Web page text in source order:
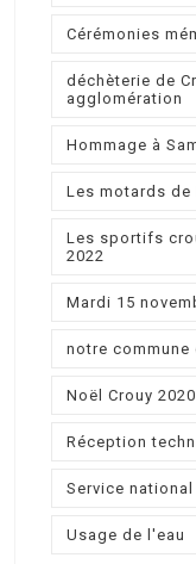
Cérémonies
déchèterie de
agglomération
Hommage à
Les motards de
Les sportifs
2022
Mardi 15
notre commune
Noël Crouy 2020
Réception
Service national
Usage de l'eau